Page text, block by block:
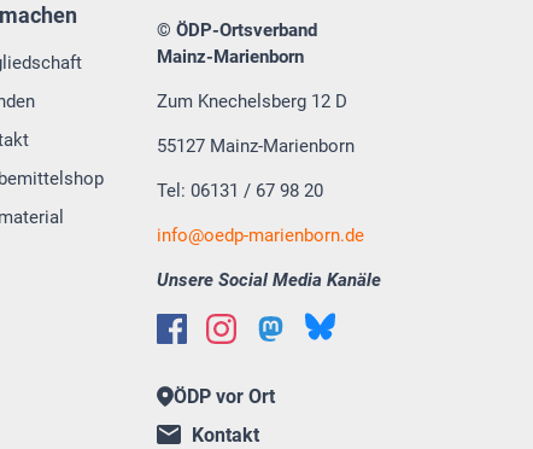
© ÖDP-Ortsverband
Mainz-Marienborn
Zum Knechelsberg 12 D
55127 Mainz-Marienborn
Tel: 06131 / 67 98 20
info@oedp-marienborn.de
Unsere Social Media Kanäle
ÖDP vor Ort
Kontakt